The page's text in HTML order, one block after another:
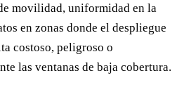
movilidad, uniformidad en la
en zonas donde el despliegue
costoso, peligroso o
las ventanas de baja cobertura.